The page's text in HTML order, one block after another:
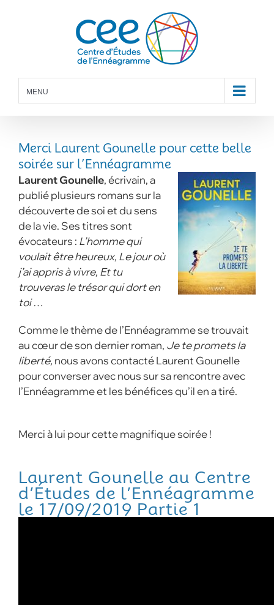
MENU
Merci Laurent Gounelle pour cette belle
soirée sur l’Ennéagramme
Laurent Gounelle, écrivain, a
publié plusieurs romans sur la
découverte de soi et du sens
de la vie. Ses titres sont
évocateurs : L’homme qui
voulait être heureux, Le jour où
j’ai appris à vivre, Et tu
trouveras le trésor qui dort en
toi…
Comme le thème de l’Ennéagramme se trouvait
au cœur de son dernier roman, Je te promets la
liberté, nous avons contacté Laurent Gounelle
pour converser avec nous sur sa rencontre avec
l’Ennéagramme et les bénéfices qu’il en a tiré.
Merci à lui pour cette magnifique soirée !
Laurent Gounelle au Centre
d’Études de l’Ennéagramme
le 17/09/2019 Partie 1